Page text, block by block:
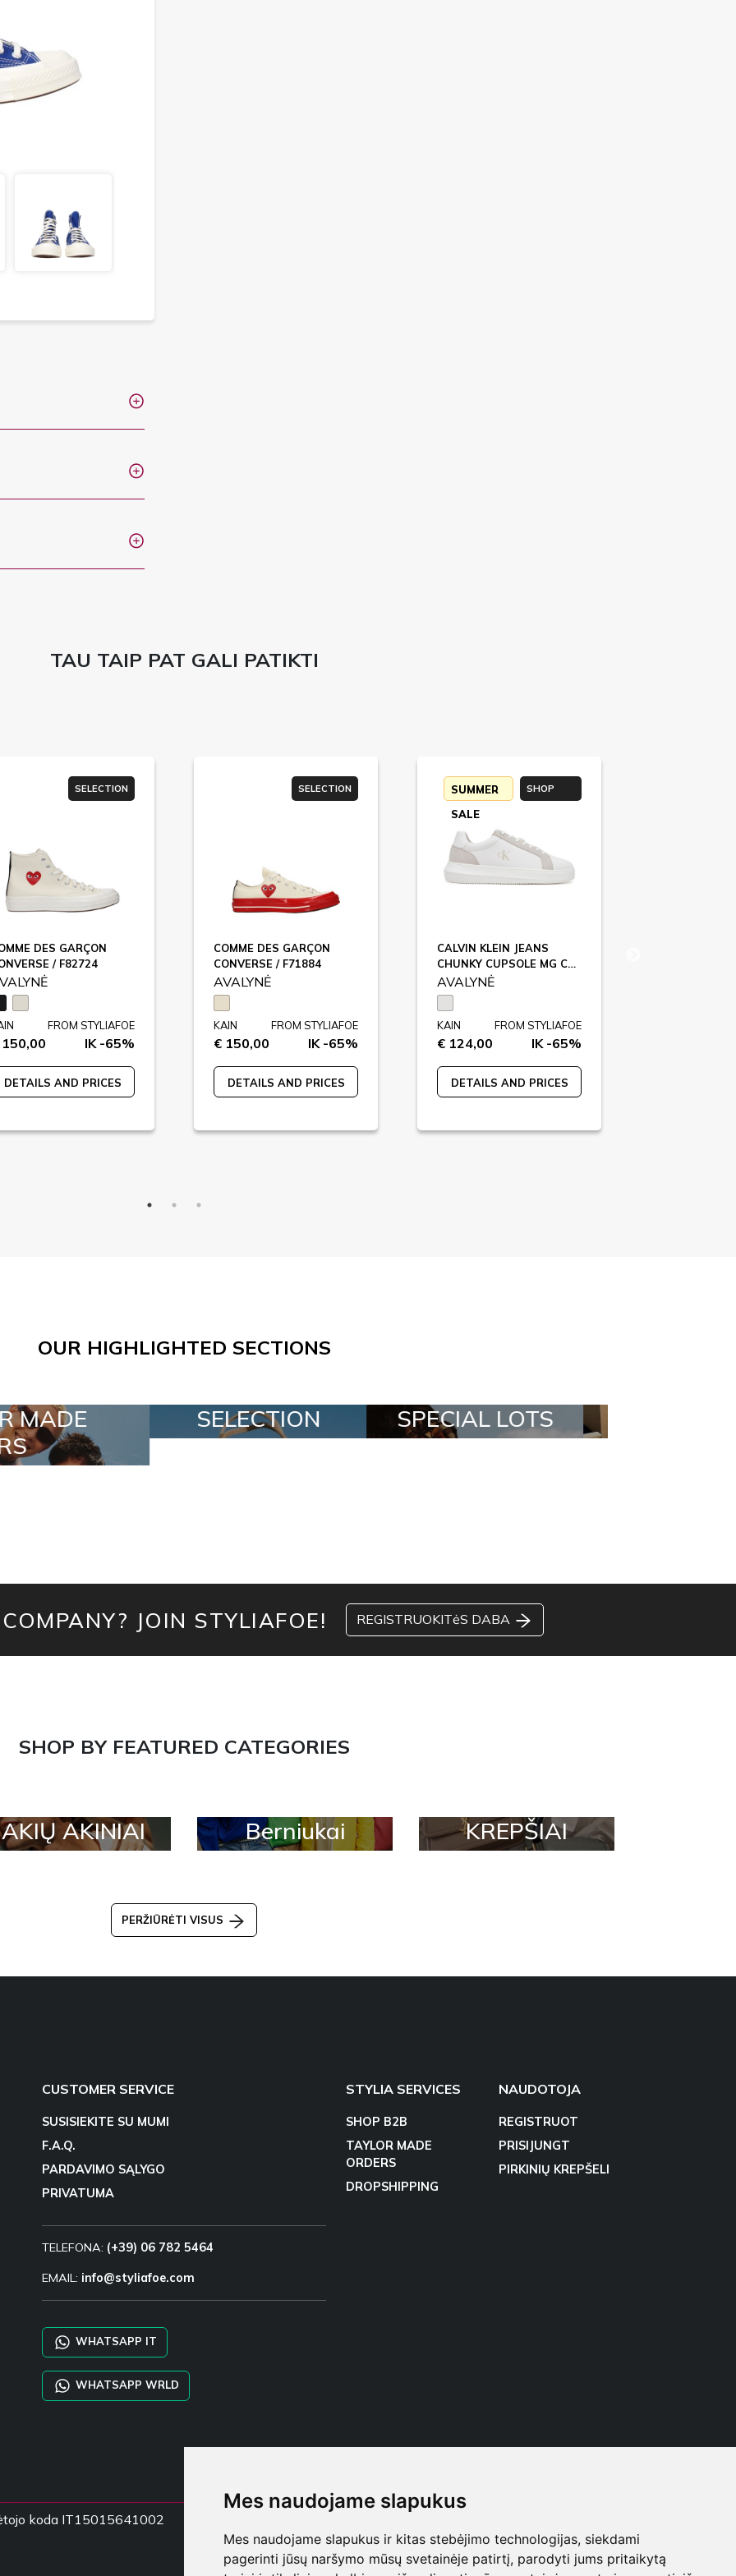
Mes naudojame slapukus
Mes naudojame slapukus ir kitas stebėjimo technologijas, siekdami
pagerinti jūsų naršymo mūsų svetainėje patirtį, parodyti jums pritaikytą
TAU TAIP PAT GALI PATIKTI
SELECTION
DES GARÇON
/ F82724
FROM STYLIAFOE
IK -65%
DETAILS AND PRICES
SELECTION
COMME DES GARÇON
CONVERSE / F71884
AVALYNĖ
KAIN
€ 150,00
FROM STYLIAFOE
IK -65%
DETAILS AND PRICES
SUMMER
SALE
SHOP
CALVIN KLEIN JEANS
CHUNKY CUPSOLE MG CA, 02S / YM0YM01219
AVALYNĖ
KAIN
€ 124,00
FROM STYLIAFOE
IK -65%
DETAILS AND PRICES
OUR HIGHLIGHTED SECTIONS
SPECIAL LOTS ALL IN A BOX
JOIN STYLIAFOE! REGISTRUOKITėS DABA
SHOP BY FEATURED CATEGORIES
AKIŲ AKINIAI Berniukai KREPŠIAI
PERŽIŪRĖTI VISUS
CUSTOMER SERVICE
SUSISIEKITE SU MUMI
F.A.Q.
PARDAVIMO SĄLYGO
PRIVATUMA
TELEFONA: (+39) 06 782 5464
EMAIL: info@styliafoe.com
WHATSAPP IT
WHATSAPP WRLD
STYLIA SERVICES
SHOP B2B
TAYLOR MADE
ORDERS
DROPSHIPPING
NAUDOTOJA
REGISTRUOT
PRISIJUNGT
PIRKINIŲ KREPŠELI
koda IT15015641002